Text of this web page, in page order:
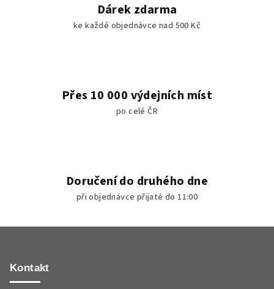
ý
p
Dárek zdarma
ke každé objednávce nad 500 Kč
Přes 10 000 výdejních míst
po celé ČR
Doručení do druhého dne
při objednávce přijaté do 11:00
Kontakt